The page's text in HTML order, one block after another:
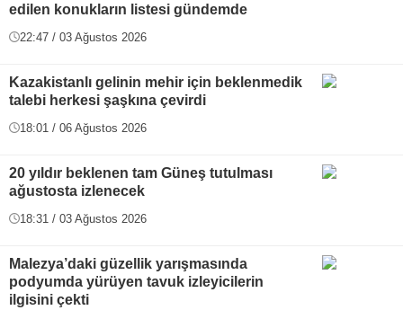
edilen konukların listesi gündemde
22:47 / 03 Ağustos 2026
Kazakistanlı gelinin mehir için beklenmedik
talebi herkesi şaşkına çevirdi
18:01 / 06 Ağustos 2026
20 yıldır beklenen tam Güneş tutulması
ağustosta izlenecek
18:31 / 03 Ağustos 2026
Malezya’daki güzellik yarışmasında
podyumda yürüyen tavuk izleyicilerin
ilgisini çekti